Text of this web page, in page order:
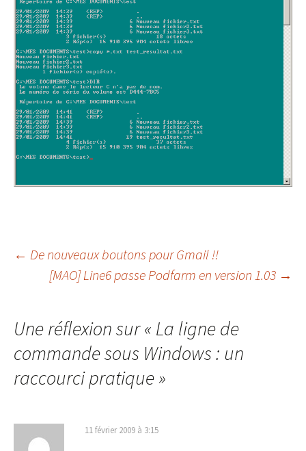
Navigation
articles
← De nouveaux boutons pour Gmail !!
[MAO] Line6 passe Podfarm en version 1.03 →
Une réflexion sur « La ligne de
commande sous Windows : un
raccourci pratique»
11 février 2009 à 3:15